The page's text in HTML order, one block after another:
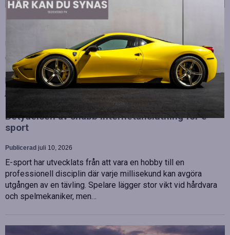
OHLA Sverige stärker sin ledningsgrupp genom att anställa
Malin Bergman som HR-chef och María Vazquez som
biträdande ekonomichef. Båda började sina nya tjänster den 1
juni 2026 och kommer att…
Betydelsen av snabb internetanslutning för e-
sport
Publicerad juli 10, 2026
E-sport har utvecklats från att vara en hobby till en
professionell disciplin där varje millisekund kan avgöra
utgången av en tävling. Spelare lägger stor vikt vid hårdvara
och spelmekaniker, men…